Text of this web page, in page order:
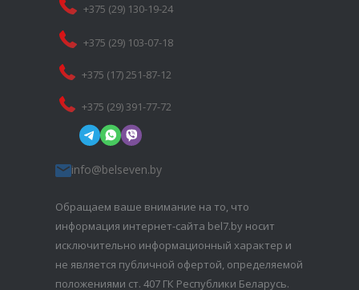
+375 (29) 130-19-24
+375 (29) 103-07-18
+375 (17) 251-87-12
+375 (29) 391-77-72
info@belseven.by
Обращаем ваше внимание на то, что
информация интернет-сайта bel7.by носит
исключительно информационный характер и
не является публичной офертой, определяемой
положениями ст. 407 ГК Республики Беларусь.